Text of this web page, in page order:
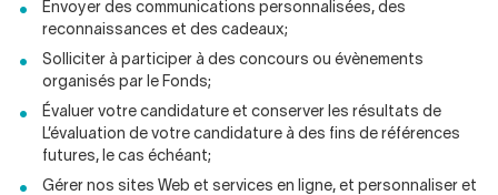
Envoyer des communications personnalisées, des
reconnaissances et des cadeaux;
Solliciter à participer à des concours ou évènements
organisés par le Fonds;
Évaluer votre candidature et conserver les résultats de
L’évaluation de votre candidature à des fins de références
futures, le cas échéant;
Gérer nos sites Web et services en ligne, et personnaliser et